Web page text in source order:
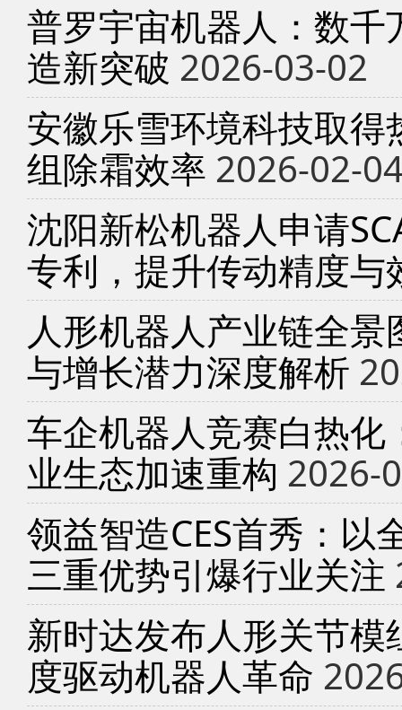
普罗宇宙机器人：数
造新突破 2026-03-02
安徽乐雪环境科技取
组除霜效率 2026-02-
沈阳新松机器人申请
专利，提升传动精度与
人形机器人产业链全
与增长潜力深度解析
车企机器人竞赛白热
业生态加速重构 2026-
领益智造CES首秀：以
三重优势引爆行业关注
新时达发布人形关节
度驱动机器人革命